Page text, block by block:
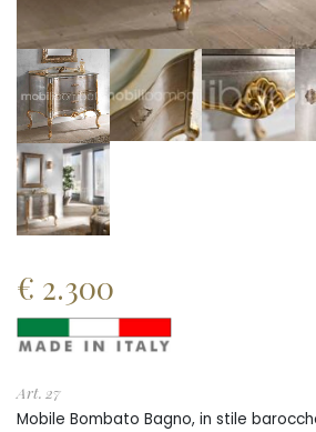
€ 2.300
Art. 27
Mobile Bombato Bagno, in stile